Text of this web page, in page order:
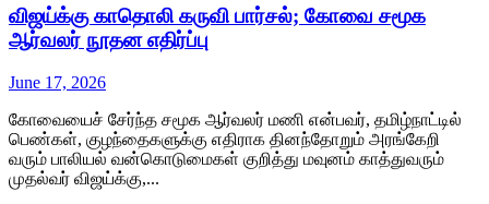
விஜய்க்கு காதொலி கருவி பார்சல்; கோவை சமூக
ஆர்வலர் நூதன எதிர்ப்பு
June 17, 2026
கோவையைச் சேர்ந்த சமூக ஆர்வலர் மணி என்பவர், தமிழ்நாட்டில்
பெண்கள், குழந்தைகளுக்கு எதிராக தினந்தோறும் அரங்கேறி
வரும் பாலியல் வன்கொடுமைகள் குறித்து மவுனம் காத்துவரும்
முதல்வர் விஜய்க்கு,...